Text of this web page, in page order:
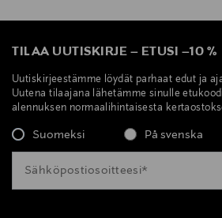
TILAA UUTISKIRJE – ETUSI –10 %
Uutiskirjeestämme löydät parhaat edut ja
Uutena tilaajana lähetämme sinulle
alennuksen normaalihintaisesta
Suomeksi På svenska